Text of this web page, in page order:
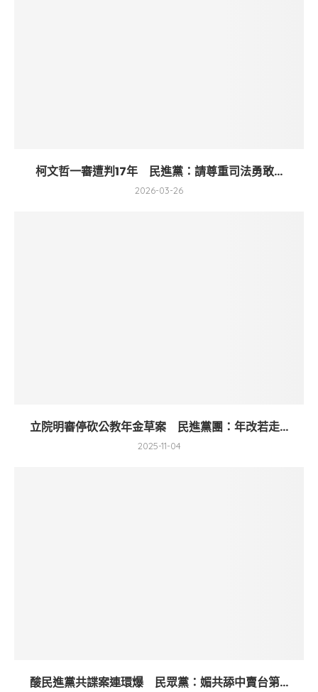
柯文哲一審遭判17年 民進黨：請尊重司法勇敢...
2026-03-26
立院明審停砍公教年金草案 民進黨團：年改若走...
2025-11-04
酸民進黨共諜案連環爆 民眾黨：媚共舔中賣台第...